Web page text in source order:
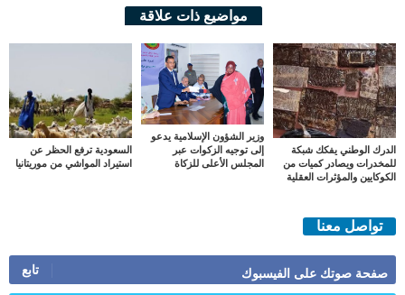
مواضيع ذات علاقة
الدرك الوطني يفكك شبكة
للمخدرات ويصادر كميات من
الكوكايين والمؤثرات العقلية
وزير الشؤون الإسلامية يدعو
إلى توجيه الزكوات عبر
المجلس الأعلى للزكاة
السعودية ترفع الحظر عن
استيراد المواشي من موريتانيا
تواصل معنا
صفحة صوتك على الفيسبوك تابع